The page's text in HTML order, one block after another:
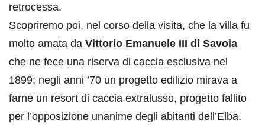
retrocessa.
Scopriremo poi, nel corso della visita, che la villa fu
molto amata da Vittorio Emanuele III di Savoia
che ne fece una riserva di caccia esclusiva nel
1899; negli anni ’70 un progetto edilizio mirava a
farne un resort di caccia extralusso, progetto fallito
per l’opposizione unanime degli abitanti dell’Elba.